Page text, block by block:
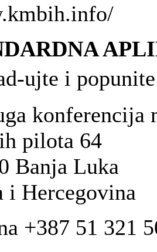
ujte i
konferencija
pilota 64
Banja Luka
i Hercegovina
+387 51 321